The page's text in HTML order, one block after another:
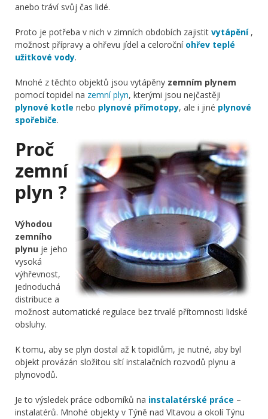
anebo tráví svůj čas lidé.
Proto je potřeba v nich v zimních obdobích zajistit vytápění,
možnost přípravy a ohřevu jídel a celoroční ohřev teplé
užitkové vody.
Mnohé z těchto objektů jsou vytápěny zemním plynem
pomocí topidel na zemní plyn, kterými jsou nejčastěji
plynové kotle nebo plynové přímotopy, ale i jiné plynové
spořebiče.
Proč
zemní
plyn ?
Výhodou
zemního
plynu je jeho
vysoká
výhřevnost,
jednoduchá
distribuce a
možnost automatické regulace bez trvalé přítomnosti lidské
obsluhy.
K tomu, aby se plyn dostal až k topidlům, je nutné, aby byl
objekt provázán složitou sítí instalačních rozvodů plynu a
plynovodů.
Je to výsledek práce odborníků na instalatérské práce –
instalatérů. Mnohé objekty v Týně nad Vltavou a okolí Týnu